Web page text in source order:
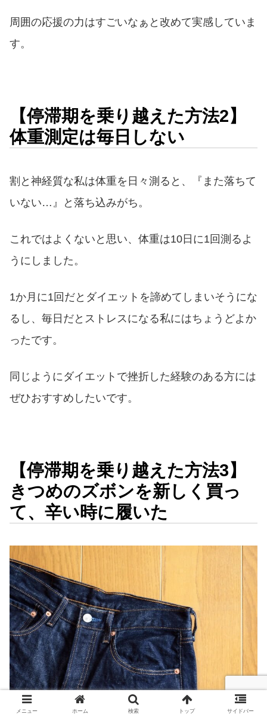
周囲の応援の力はすごいなぁと改めて実感していま
す。
【停滞期を乗り越えた方法2】
体重測定は毎日しない
割と神経質な私は体重を日々測ると、『また落ちて
いない…』と落ち込みがち。
これではよくないと思い、体重は10日に1回測るよ
うにしました。
1か月に1回だとダイエットを諦めてしまいそうにな
るし、毎日だとストレスになる私にはちょうどよか
ったです。
同じようにダイエットで挫折した経験のある方には
ぜひおすすめしたいです。
【停滞期を乗り越えた方法3】
きつめのズボンを新しく買っ
て、辛い時に履いた
メニュー ホーム 検索 トップ サイドバー